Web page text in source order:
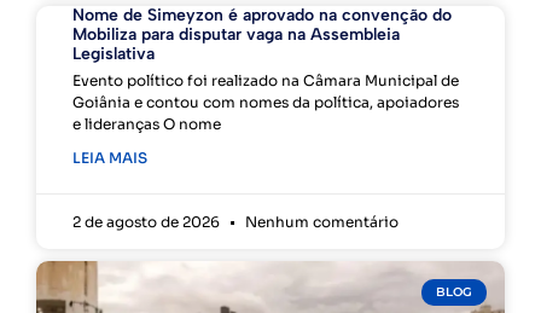
Nome de Simeyzon é aprovado na convenção do
Mobiliza para disputar vaga na Assembleia
Legislativa
Evento político foi realizado na Câmara Municipal de
Goiânia e contou com nomes da política, apoiadores
e lideranças O nome
LEIA MAIS
2 de agosto de 2026 Nenhum comentário
BLOG